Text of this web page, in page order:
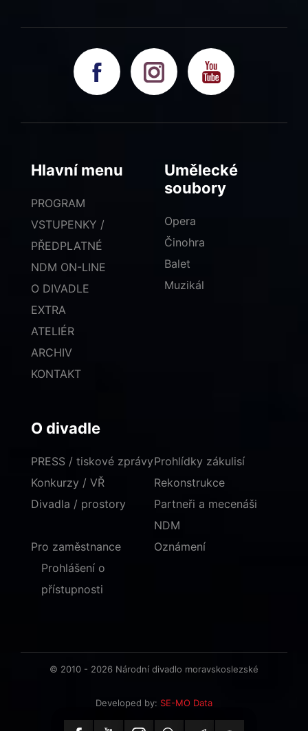
Hlavní menu
PROGRAM
VSTUPENKY /
PŘEDPLATNÉ
NDM ON-LINE
O DIVADLE
EXTRA
ATELIÉR
ARCHIV
KONTAKT
Umělecké
soubory
Opera
Činohra
Balet
Muzikál
O divadle
PRESS / tiskové zprávy
Konkurzy / VŘ
Divadla / prostory
Prohlídky zákulisí
Rekonstrukce
Partneři a mecenáši
NDM
Pro zaměstnance
Oznámení
Prohlášení o
přístupnosti
© 2010 - 2026 Národní divadlo moravskoslezské
Developed by: SE-MO Data